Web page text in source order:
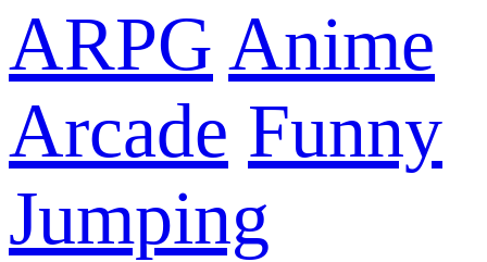
ARPG Anime
Arcade Funny
Jumping